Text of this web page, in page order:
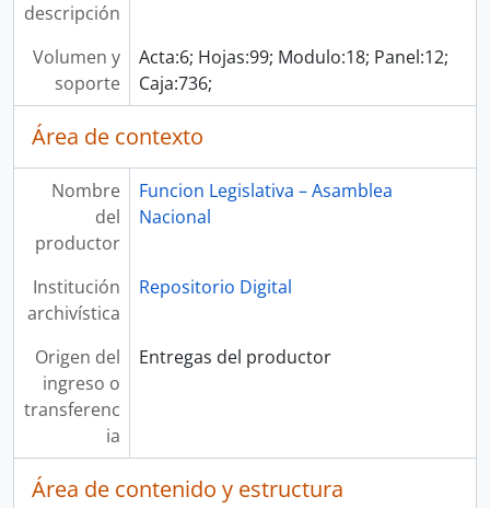
descripción
Volumen y
soporte
Acta:6; Hojas:99; Modulo:18; Panel:12;
Caja:736;
Área de contexto
Nombre
del
productor
Funcion Legislativa – Asamblea
Nacional
Institución
archivística
Repositorio Digital
Origen del
ingreso o
transferenc
ia
Entregas del productor
Área de contenido y estructura